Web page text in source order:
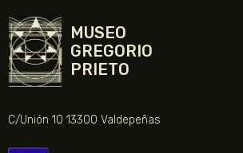
MUSEO
GREGORIO
PRIETO
C/Unión 10 13300 Valdepeñas